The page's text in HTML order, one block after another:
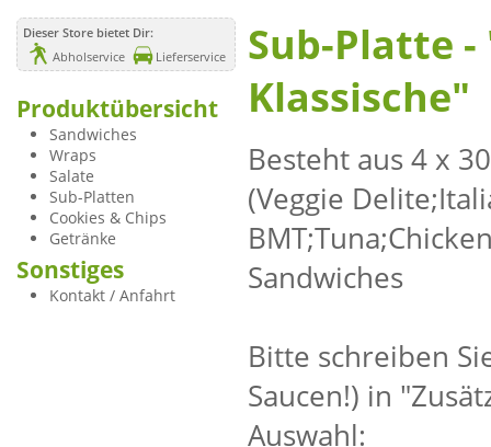
Dieser Store bietet Dir:
Abholservice
Lieferservice
Produktübersicht
Sandwiches
Wraps
Salate
Sub-Platten
Cookies & Chips
Getränke
Sonstiges
Kontakt / Anfahrt
Sub-Platte -
Klassische"
Besteht aus 4 x
(Veggie
Sandwiches
Bitte schreiben
Saucen!) in
Auswahl: